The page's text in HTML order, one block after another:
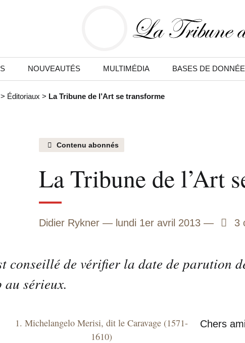
NOUVEAUTÉS MULTIMÉDIA BASES DE
> Éditoriaux > La Tribune de l’Art se transforme
Contenu abonnés
La Tribune de l’Art
Didier Rykner lundi 1er avril 2013 3
3
conseillé de vérifier la date de parution
au sérieux.
1. Michelangelo Merisi, dit le Caravage (1571-
1610)
Chers